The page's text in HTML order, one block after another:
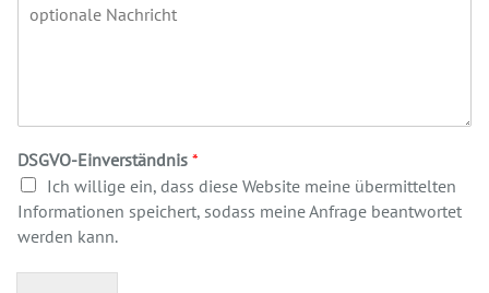
DSGVO-Einverständnis *
Ich willige ein, dass diese Website meine übermittelten
Informationen speichert, sodass meine Anfrage beantwortet
werden kann.